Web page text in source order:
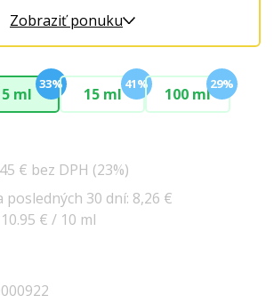
Zobraziť ponuku
5 ml
33%
15 ml
41%
100 ml
29%
€ bez DPH (23%)
posledných 30 dní: 8,26 €
€ / 10 ml